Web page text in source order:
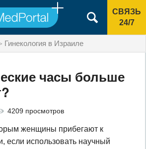
СВЯЗЬ
24/7
Гинекология в Израиле
часы больше
4209 просмотров
женщины прибегают к
если использовать научный